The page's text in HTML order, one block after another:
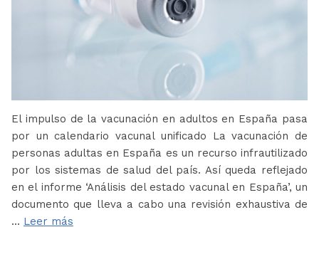
El impulso de la vacunación en adultos en España pasa
por un calendario vacunal unificado La vacunación de
personas adultas en España es un recurso infrautilizado
por los sistemas de salud del país. Así queda reflejado
en el informe ‘Análisis del estado vacunal en España’, un
documento que lleva a cabo una revisión exhaustiva de
… Leer más